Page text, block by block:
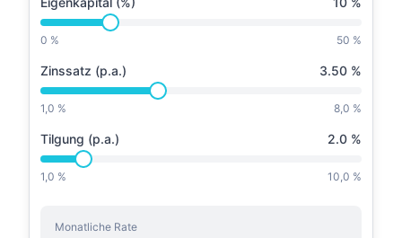
0 % 50 %
Zinssatz (p.a.) 3.50 %
1,0 % 8,0 %
Tilgung (p.a.) 2.0 %
1,0 % 10,0 %
Monatliche Rate